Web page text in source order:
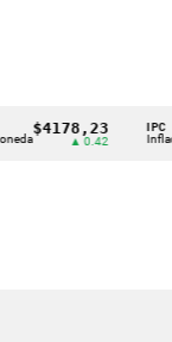
$4178,23
▲ 0.42 Inflación